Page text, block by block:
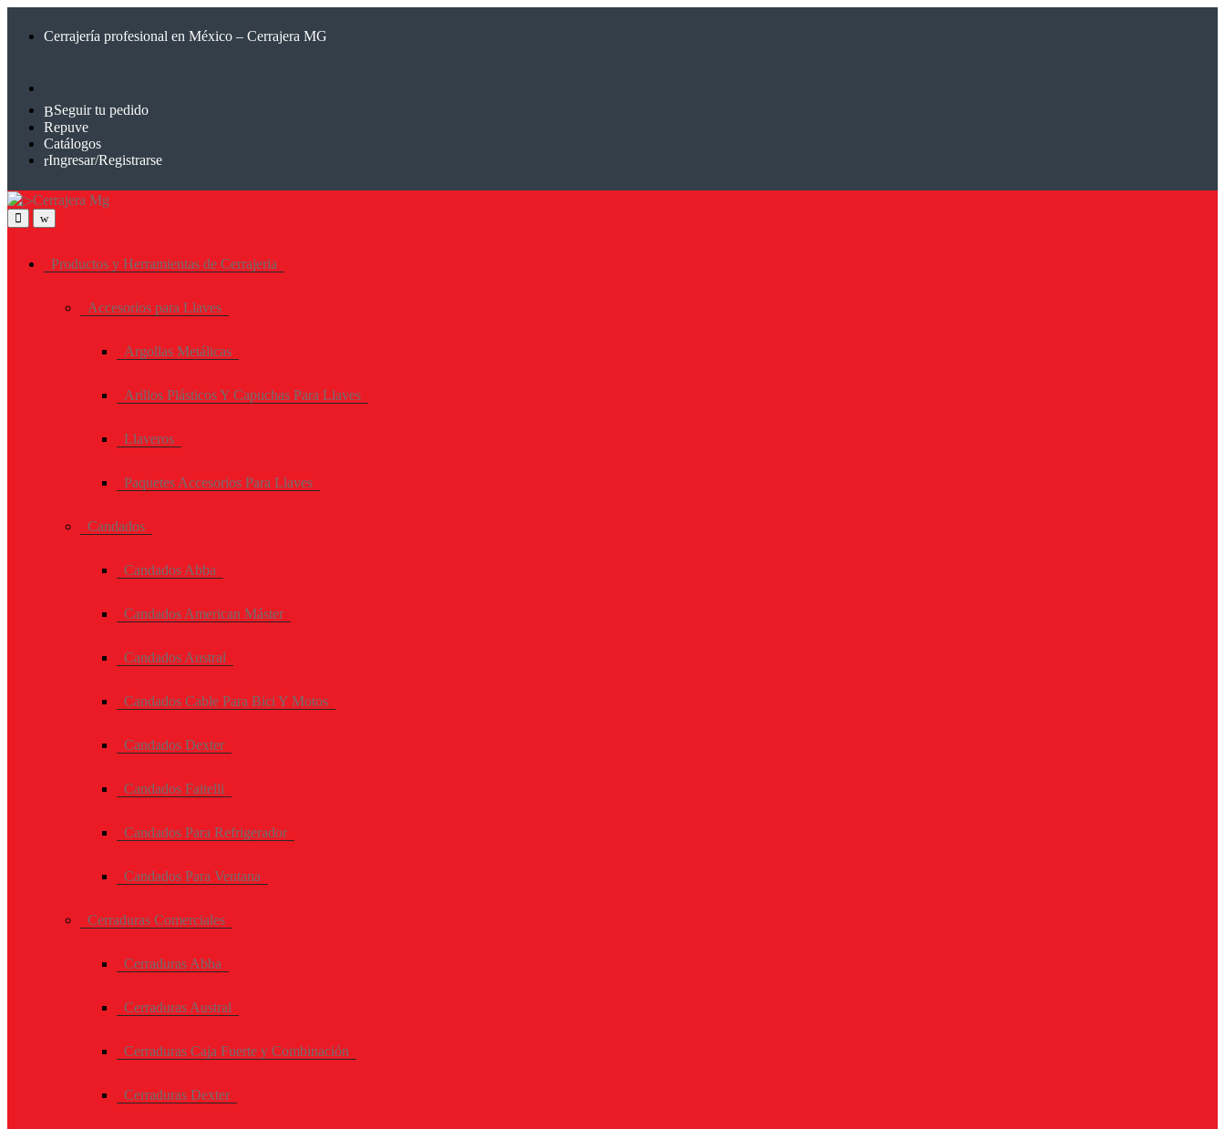
Cerrajería profesional en México – Cerrajera MG
Seguir tu pedido
Repuve
Catálogos
Ingresar/Registrarse
Productos y Herramientas de Cerrajeria
Accesorios para Llaves
Argollas Metálicas
Arillos Plásticos Y Capuchas Para Llaves
Llaveros
Paquetes Accesorios Para Llaves
Candados
Candados Abba
Candados American Máster
Candados Austral
Candados Cable Para Bici Y Motos
Candados Dexter
Candados Faitelli
Candados Para Refrigerador
Candados Para Ventana
Cerraduras Comerciales
Cerraduras Abba
Cerraduras Austral
Cerraduras Caja Fuerte y Combinación
Cerraduras Dexter